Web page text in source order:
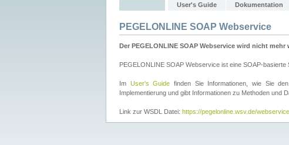
User's Guide Dokumentation
PEGELONLINE SOAP Webservice
Der PEGELONLINE SOAP Webservice wird nicht
PEGELONLINE SOAP Webservice ist eine SOAP-
Im User's Guide finden Sie Informationen, wie Sie
Implementierung und gibt Informationen zu Methoden und
Link zur WSDL Datei: https://pegelonline.wsv.de/